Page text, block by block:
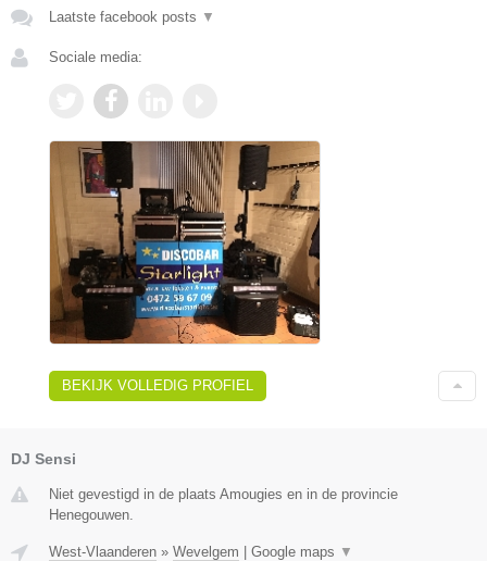
Laatste facebook posts ▼
Sociale media:
BEKIJK VOLLEDIG PROFIEL
DJ Sensi
Niet gevestigd in de plaats Amougies en in de provincie
Henegouwen.
West-Vlaanderen » Wevelgem | Google maps ▼